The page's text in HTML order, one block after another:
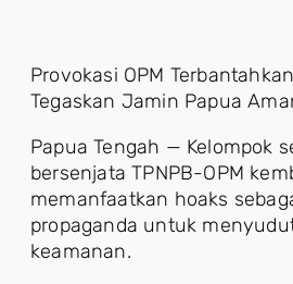
Provokasi OPM
Tegaskan Jamin Papua
Papua Tengah — Kelompok
bersenjata TPNPB-OPM
memanfaatkan hoaks
propaganda untuk
keamanan.